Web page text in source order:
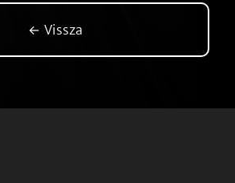
← Vissza